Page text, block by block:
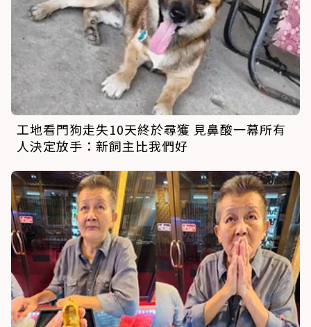
工地看門狗走失10天終於尋獲 見鼻酸一幕所有
人決定放手：新飼主比我們好